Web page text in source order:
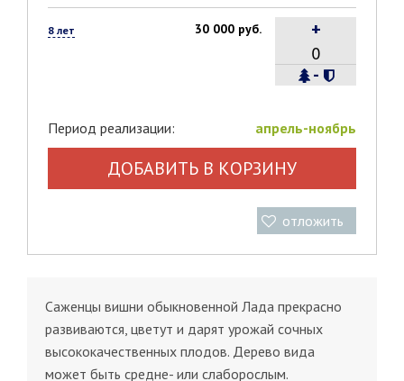
8 лет 30 000 руб.
-
+
Период реализации: апрель-ноябрь
ДОБАВИТЬ В КОРЗИНУ
отложить
Саженцы вишни обыкновенной Лада прекрасно
развиваются, цветут и дарят урожай сочных
высококачественных плодов. Дерево вида
может быть средне- или слаборослым.